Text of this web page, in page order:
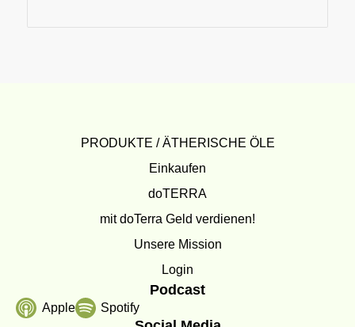
PRODUKTE / ÄTHERISCHE ÖLE
Einkaufen
doTERRA
mit doTerra Geld verdienen!
Unsere Mission
Login
Podcast
Apple Spotify